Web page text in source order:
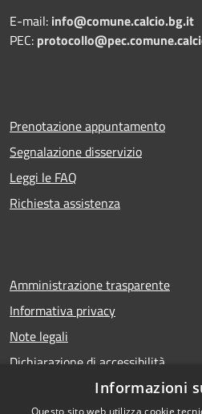
E-mail: info@comune.calcio.bg.it
PEC:
Prenotazione appuntamento
Segnalazione disservizio
Leggi le FAQ
Richiesta assistenza
Amministrazione trasparente
Informativa privacy
Note legali
Dichiarazione di accessibilità
Informazioni
Questo sito web utilizza cookie